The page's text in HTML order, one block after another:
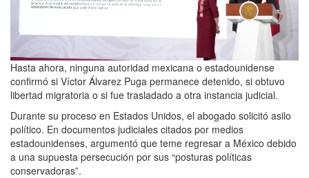
Hasta ahora, ninguna autoridad mexicana o estadounidense
confirmó si Víctor Álvarez Puga permanece detenido, si obtuvo
libertad migratoria o si fue trasladado a otra instancia judicial.
Durante su proceso en Estados Unidos, el abogado solicitó asilo
político. En documentos judiciales citados por medios
estadounidenses, argumentó que teme regresar a México debido
a una supuesta persecución por sus “posturas políticas
conservadoras”.